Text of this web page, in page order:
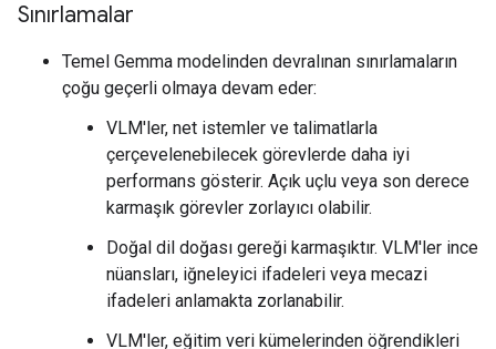
Sınırlamalar
Temel Gemma modelinden devralınan sınırlamaların
çoğu geçerli olmaya devam eder:
VLM'ler, net istemler ve talimatlarla
çerçevelenebilecek görevlerde daha iyi
performans gösterir. Açık uçlu veya son derece
karmaşık görevler zorlayıcı olabilir.
Doğal dil doğası gereği karmaşıktır. VLM'ler ince
nüansları, iğneleyici ifadeleri veya mecazi
ifadeleri anlamakta zorlanabilir.
VLM'ler, eğitim veri kümelerinden öğrendikleri